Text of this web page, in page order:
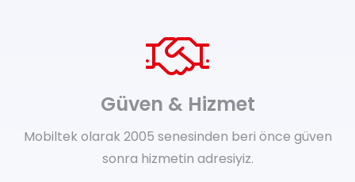
Güven & Hizmet
Mobiltek olarak 2005 senesinden beri önce güven
sonra hizmetin adresiyiz.